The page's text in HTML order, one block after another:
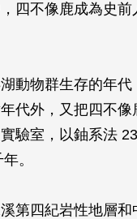
四不像鹿成為史
動物群生存的年代
代外，又把四不像
驗室，以鈾系法
。
第四紀岩性地層